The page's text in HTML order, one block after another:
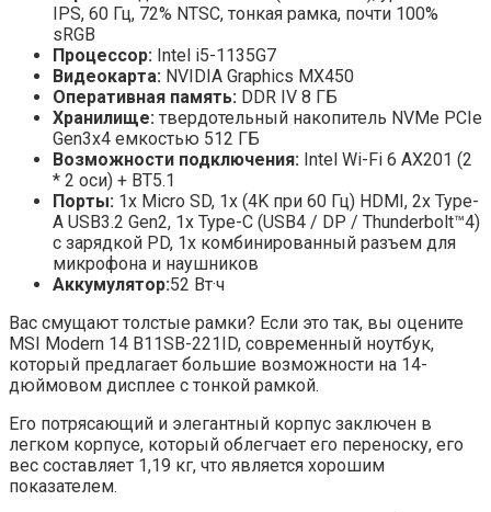
IPS, 60 Гц, 72% NTSC, тонкая рамка, почти 100%
sRGB
Процессор: Intel i5-1135G7
Видеокарта: NVIDIA Graphics MX450
Оперативная память: DDR IV 8 ГБ
Хранилище: твердотельный накопитель NVMe PCIe
Gen3x4 емкостью 512 ГБ
Возможности подключения: Intel Wi-Fi 6 AX201 (2
* 2 оси) + BT5.1
Порты: 1x Micro SD, 1x (4K при 60 Гц) HDMI, 2x Type-
A USB3.2 Gen2, 1x Type-C (USB4 / DP / Thunderbolt™4)
с зарядкой PD, 1x комбинированный разъем для
микрофона и наушников
Аккумулятор:52 Вт·ч
Вас смущают толстые рамки? Если это так, вы оцените
MSI Modern 14 B11SB-221ID, современный ноутбук,
который предлагает большие возможности на 14-
дюймовом дисплее с тонкой рамкой.
Его потрясающий и элегантный корпус заключен в
легком корпусе, который облегчает его переноску, его
вес составляет 1,19 кг, что является хорошим
показателем.